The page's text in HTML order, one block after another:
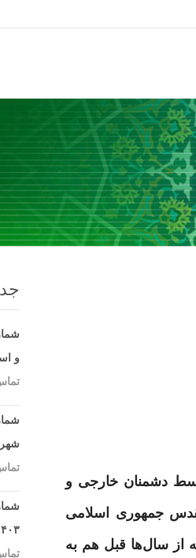
دشمنان خارجی و
جمهوری اسلامی
از سال‌ها قبل هم به
و
۱۴۰۳ و فروردین